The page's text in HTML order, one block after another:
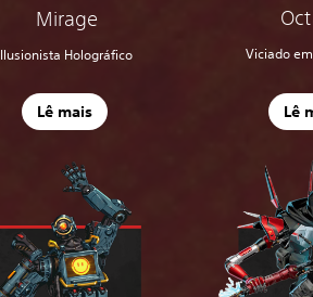
Mirage
Ilusionista Holográfico
Lê mais
Viciado
Lê